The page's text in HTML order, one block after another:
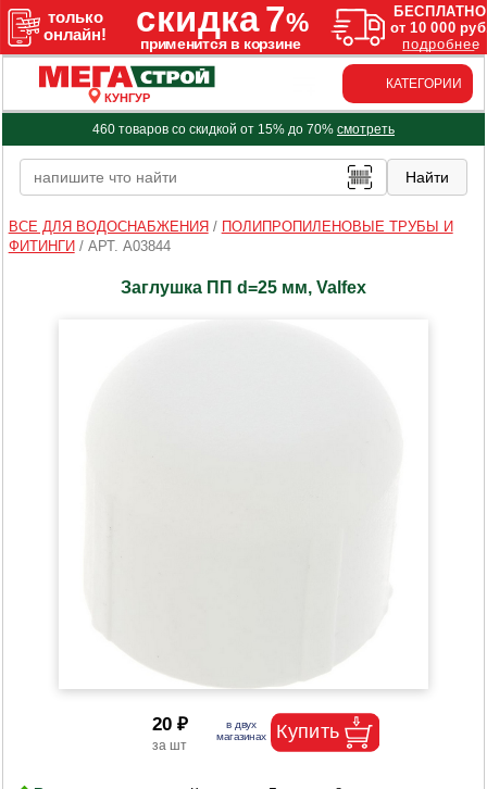
КУНГУР
КАТЕГОРИИ
460 товаров со скидкой от 15% до 70% смотреть
ВСЕ ДЛЯ ВОДОСНАБЖЕНИЯ / ПОЛИПРОПИЛЕНОВЫЕ ТРУБЫ И
ФИТИНГИ / АРТ. A03844
Заглушка ПП d=25 мм, Valfex
20 ₽